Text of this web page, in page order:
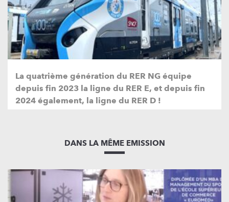
La quatrième génération du RER NG équipe
depuis fin 2023 la ligne du RER E, et depuis fin
2024 également, la ligne du RER D !
DANS LA MÊME EMISSION